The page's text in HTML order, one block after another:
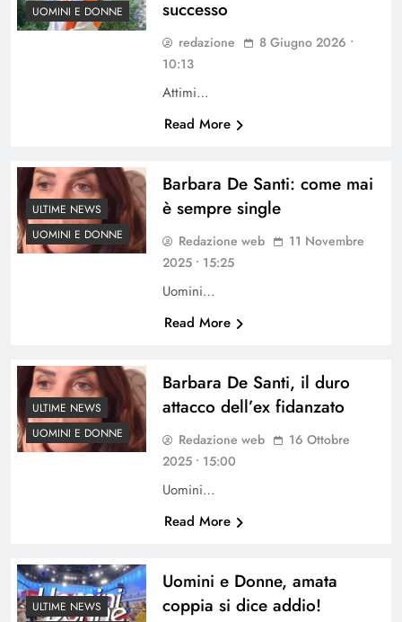
UOMINI E DONNE
successo
redazione
8 Giugno 2026 •
10:13
Attimi…
Read More
ULTIME NEWS
UOMINI E DONNE
Barbara De Santi: come mai
è sempre single
Redazione web
11 Novembre
2025 • 15:25
Uomini…
Read More
ULTIME NEWS
UOMINI E DONNE
Barbara De Santi, il duro
attacco dell’ex fidanzato
Redazione web
16 Ottobre
2025 • 15:00
Uomini…
Read More
ULTIME NEWS
Uomini e Donne, amata
coppia si dice addio!